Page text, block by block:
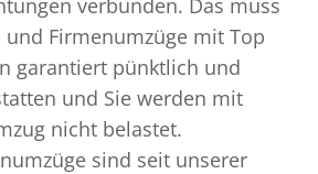
und Firmenumzüge mit Top
garantiert pünktlich und
und Sie werden mit
nicht belastet.
sind seit unserer